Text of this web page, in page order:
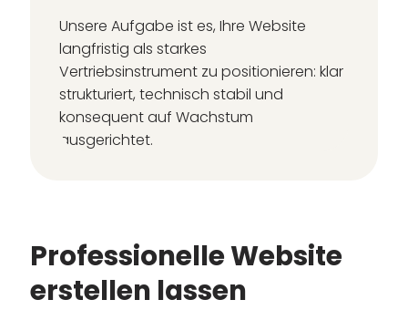
Unsere Aufgabe ist es, Ihre Website
langfristig als starkes
Vertriebsinstrument zu positionieren: klar
strukturiert, technisch stabil und
konsequent auf Wachstum
ausgerichtet.
Professionelle Website
erstellen lassen